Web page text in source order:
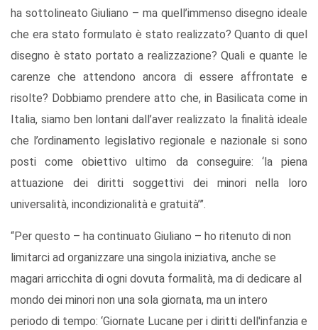
ha sottolineato Giuliano – ma quell’immenso disegno ideale
che era stato formulato è stato realizzato? Quanto di quel
disegno è stato portato a realizzazione? Quali e quante le
carenze che attendono ancora di essere affrontate e
risolte? Dobbiamo prendere atto che, in Basilicata come in
Italia, siamo ben lontani dall’aver realizzato la finalità ideale
che l’ordinamento legislativo regionale e nazionale si sono
posti come obiettivo ultimo da conseguire: ‘la piena
attuazione dei diritti soggettivi dei minori nella loro
universalità, incondizionalità e gratuità’”.
“Per questo – ha continuato Giuliano – ho ritenuto di non
limitarci ad organizzare una singola iniziativa, anche se
magari arricchita di ogni dovuta formalità, ma di dedicare al
mondo dei minori non una sola giornata, ma un intero
periodo di tempo: ‘Giornate Lucane per i diritti dell'infanzia e